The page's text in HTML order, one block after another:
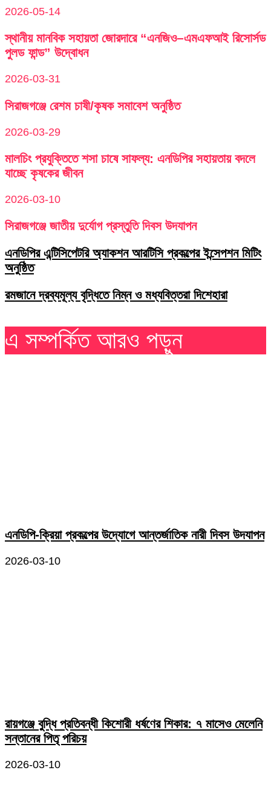
2026-05-14
স্থানীয় মানবিক সহায়তা জোরদারে “এনজিও–এমএফআই রিসোর্সড
পুলড ফান্ড” উদ্বোধন
2026-03-31
সিরাজগঞ্জে রেশম চাষী/কৃষক সমাবেশ অনুষ্ঠিত
2026-03-29
মালচিং প্রযুক্তিতে শসা চাষে সাফল্য: এনডিপির সহায়তায় বদলে
যাচ্ছে কৃষকের জীবন
2026-03-10
সিরাজগঞ্জে জাতীয় দুর্যোগ প্রস্তুতি দিবস উদযাপন
এনডিপির এন্টিসিপেটরি অ্যাকশন আরটিসি প্রকল্পের ইন্সেপশন মিটিং
অনুষ্ঠিত
রমজানে দ্রব্যমূল্য বৃদ্ধিতে নিম্ন ও মধ্যবিত্তরা দিশেহারা
এ সম্পর্কিত আরও পড়ুন
এনডিপি-ক্রিয়া প্রকল্পের উদ্যোগে আন্তর্জাতিক নারী দিবস উদযাপন
2026-03-10
রায়গঞ্জে বুদ্ধি প্রতিবন্ধী কিশোরী ধর্ষণের শিকার: ৭ মাসেও মেলেনি
সন্তানের পিতৃ পরিচয়
2026-03-10